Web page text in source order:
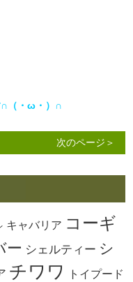
∩（・ω・）∩
次のページ＞
キャバリア コーギ
ー シェルティー シ
チワワ トイプード